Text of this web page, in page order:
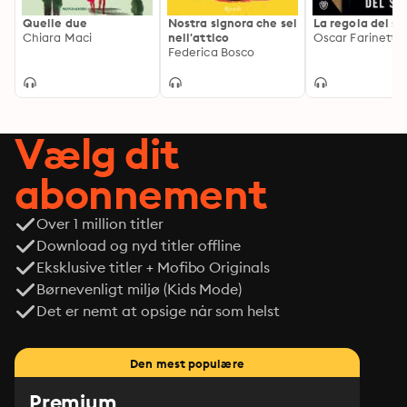
completarsi. Gi scoprirà così che ogni mistero si veste
di luce, prima o poi. E che l'amore ha facce impreviste e
sconcertanti come il verde delle piante carnivore.
Quelle due
Chiara Maci
Nostra signora che sei
nell'attico
Federica Bosco
La regola del
Oscar Farinetti
Vælg dit
abonnement
Over 1 million titler
Download og nyd titler offline
Eksklusive titler + Mofibo Originals
Børnevenligt miljø (Kids Mode)
Det er nemt at opsige når som helst
Den mest populære